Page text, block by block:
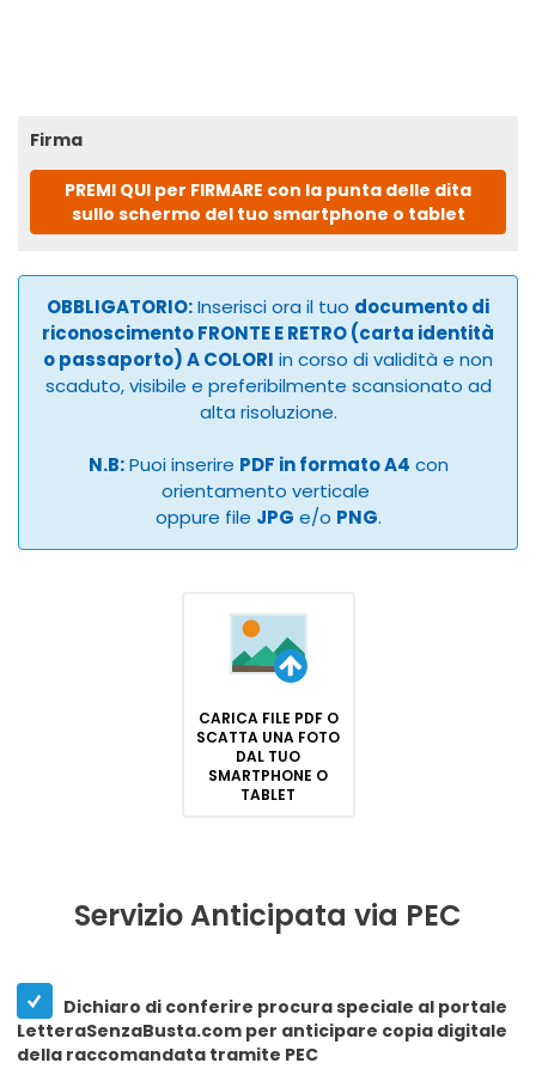
Firma
PREMI QUI per FIRMARE con la punta delle dita
sullo schermo del tuo smartphone o tablet
OBBLIGATORIO:Inserisci ora il tuo documento di
riconoscimento FRONTE E RETRO (carta identità
o passaporto) A COLORI in corso di validità e non
scaduto, visibile e preferibilmente scansionato ad
alta risoluzione.
N.B:Puoi inserire PDF in formato A4 con
orientamento verticale
oppure file JPG e/o PNG.
CARICA FILE PDF O
SCATTA UNA FOTO
DAL TUO
SMARTPHONE O
TABLET
Servizio Anticipata via PEC
Dichiaro di conferire procura speciale al portale
LetteraSenzaBusta.com per anticipare copia digitale
della raccomandata tramite PEC